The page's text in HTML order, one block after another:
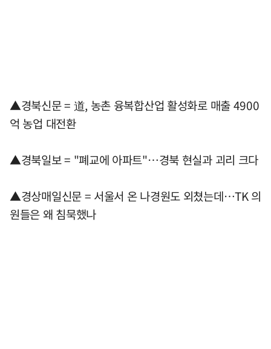
▲경북신문 = 道, 농촌 융복합산업 활성화로 매출 4900
억 농업 대전환
▲경북일보 = "폐교에 아파트"…경북 현실과 괴리 크다
▲경상매일신문 = 서울서 온 나경원도 외쳤는데…TK 의
원들은 왜 침묵했나